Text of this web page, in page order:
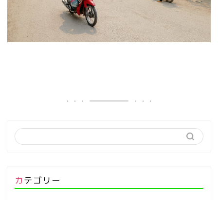
カテゴリー